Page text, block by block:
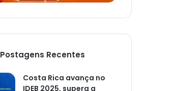
Postagens Recentes
Costa Rica avança no
IDEB 2025, supera a